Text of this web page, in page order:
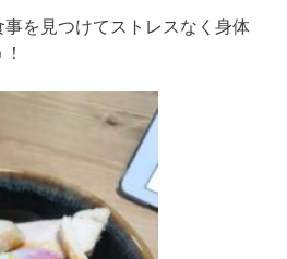
を見つけてストレスなく身体